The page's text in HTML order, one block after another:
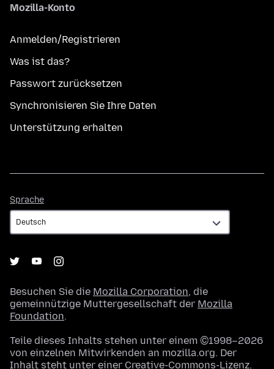
Mozilla-Konto
Anmelden/Registrieren
Was ist das?
Passwort zurücksetzen
Synchronisieren Sie Ihre Daten
Unterstützung erhalten
Sprache
Besuchen Sie die Mozilla Corporation, die
gemeinnützige Muttergesellschaft der Mozilla
Foundation.
Teile dieses Inhalts stehen unter einem ©1998–2026
von einzelnen Mitwirkenden an mozilla.org. Der
Inhalt steht unter einer Creative-Commons-Lizenz.